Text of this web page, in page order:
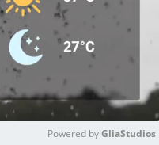
Powered by GliaStudios